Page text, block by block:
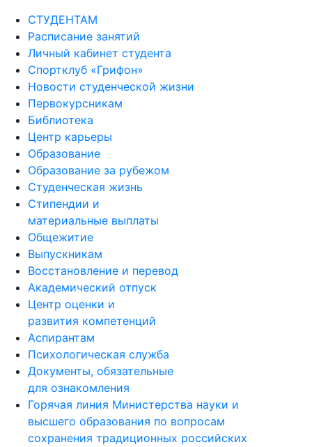
СТУДЕНТАМ
Расписание занятий
Личный кабинет студента
Спортклуб «Грифон»
Новости студенческой жизни
Первокурсникам
Библиотека
Центр карьеры
Образование
Образование за рубежом
Студенческая жизнь
Стипендии и
материальные выплаты
Общежитие
Выпускникам
Восстановление и перевод
Академический отпуск
Центр оценки и
развития компетенций
Аспирантам
Психологическая служба
Документы, обязательные
для ознакомления
Горячая линия Министерства науки и
высшего образования по вопросам
сохранения традиционных российских